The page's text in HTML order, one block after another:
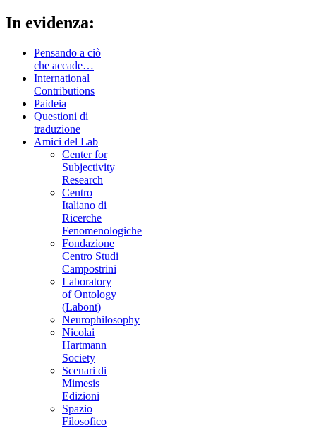
In evidenza:
Pensando a ciò
che accade…
International
Contributions
Paideia
Questioni di
traduzione
Amici del Lab
Center for
Subjectivity
Research
Centro
Italiano di
Ricerche
Fenomenologiche
Fondazione
Centro Studi
Campostrini
Laboratory
of Ontology
(Labont)
Neurophilosophy
Nicolai
Hartmann
Society
Scenari di
Mimesis
Edizioni
Spazio
Filosofico